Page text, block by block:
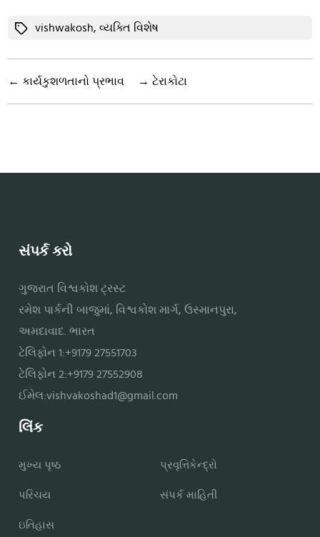
Tagsvishwakosh,વ્યક્તિ વિશેષ
← કાર્યકુશળતાનો પ્રભાવ → ટેરાકોટા
સંપર્ક કરો
ગુજરાત વિશ્વકોશ ટ્રસ્ટ
રમેશ પાર્કની બાજુમાં, વિશ્વકોશ માર્ગ, ઉસ્માનપુરા,
અમદાવાદ. ભારત
ટેલિફોન 1:+9179 27551703
ટેલિફોન 2:+9179 27552908
ઈમેલ:vishvakoshad1@gmail.com
લિંક
મુખ્ય પૃષ્ઠ
પરિચય
ઇતિહાસ
પ્રવૃત્તિકેન્દ્રો
સંપર્ક માહિતી